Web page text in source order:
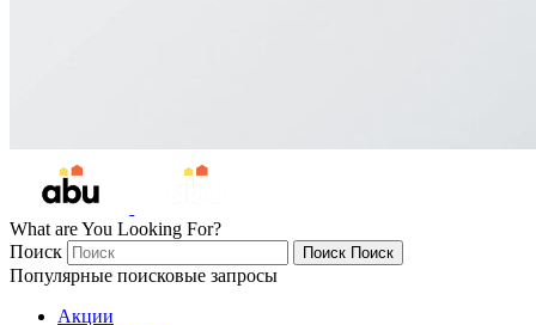
What are You Looking For?
Поиск
Поиск Поиск
Популярные поисковые запросы
Акции